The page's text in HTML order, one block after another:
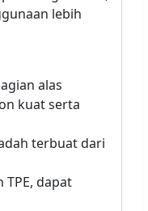
lebih
alas
kuat serta
terbuat dari
dapat